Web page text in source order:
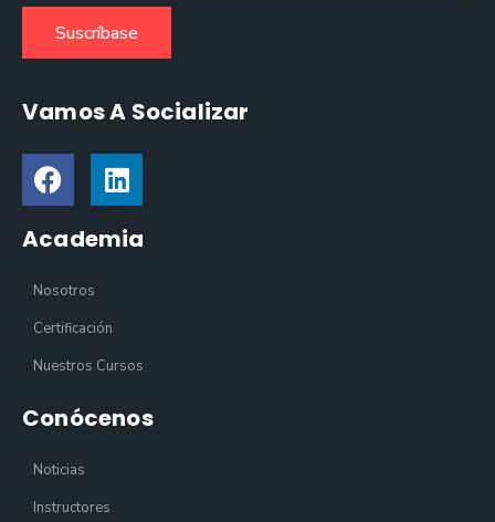
Suscríbase
Vamos A Socializar
Academia
Nosotros
Certificación
Nuestros Cursos
Conócenos
Noticias
Instructores